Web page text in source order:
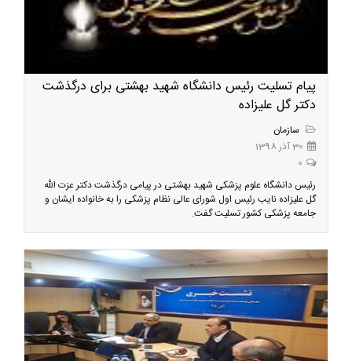
پیام تسلیت رئیس دانشگاه شهید بهشتی برای درگذشت
دکتر گل علیزاده
سازمان
30 آذر 1398
0
رئیس دانشگاه علوم پزشکی شهید بهشتی در پیامی درگذشت دکتر عزت الله
گل علیزاده نایب رئیس اول شورای عالی نظام پزشکی را به خانواده ایشان و
جامعه پزشکی کشور تسلیت گفت.